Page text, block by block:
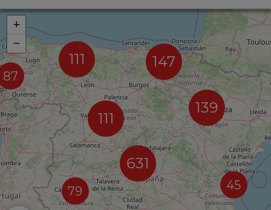
87
111 147
111
79
631
139
45
+
−